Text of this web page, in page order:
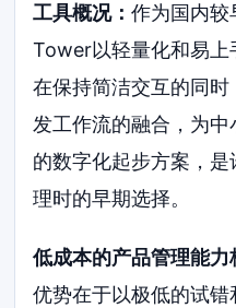
工具概况：作为国内较
Tower以轻量化和易
在保持简洁交互的同
发工作流的融合，为
的数字化起步方案，
理时的早期选择。
低成本的产品管理能力
优势在于以极低的试